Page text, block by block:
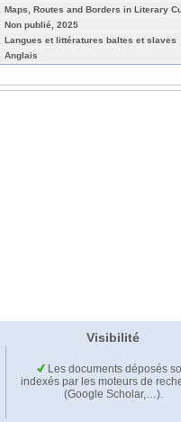
Maps, Routes and Borders in Literary
Non publié, 2025
Langues et littératures baltes et slaves
Anglais
Visibilité
Les documents déposés
indexés par les moteurs de
(Google Scholar,…).